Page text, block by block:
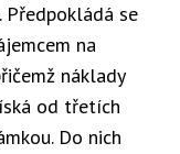
Předpokládá se
na
náklady
od třetích
Do nich